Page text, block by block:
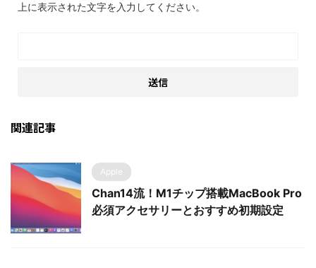
上に表示された文字を入力してください。
関連記事
Apple
Chan14流！M1チップ搭載MacBook Pro
必須アクセサリーとおすすめ初期設定